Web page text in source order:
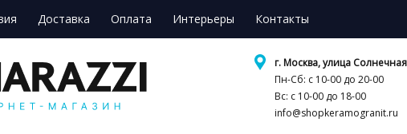
Доставка Оплата Интерьеры Контакты
г. Москва, улица
Пн-Сб: с 10-00 до 20-00
Вс: с 10-00 до 18-00
info@shopkeramogranit.ru